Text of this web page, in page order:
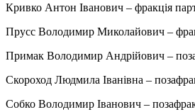
Кривко Антон Іванович – фракція
Прусс Володимир Миколайович –
Примак Володимир Андрійович –
Скороход Людмила Іванівна –
Собко Володимир Іванович –